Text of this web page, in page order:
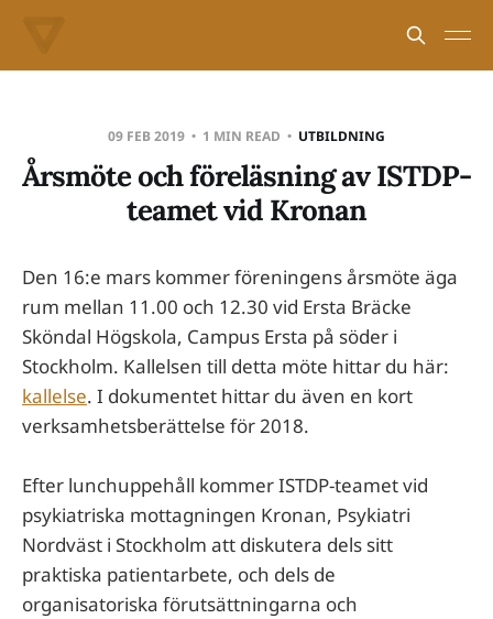
09 FEB 2019 1 MIN READ UTBILDNING
Årsmöte och föreläsning av ISTDP-
teamet vid Kronan
Den 16:e mars kommer föreningens årsmöte äga
rum mellan 11.00 och 12.30 vid Ersta Bräcke
Sköndal Högskola, Campus Ersta på söder i
Stockholm. Kallelsen till detta möte hittar du här:
kallelse. I dokumentet hittar du även en kort
verksamhetsberättelse för 2018.
Efter lunchuppehåll kommer ISTDP-teamet vid
psykiatriska mottagningen Kronan, Psykiatri
Nordväst i Stockholm att diskutera dels sitt
praktiska patientarbete, och dels de
organisatoriska förutsättningarna och